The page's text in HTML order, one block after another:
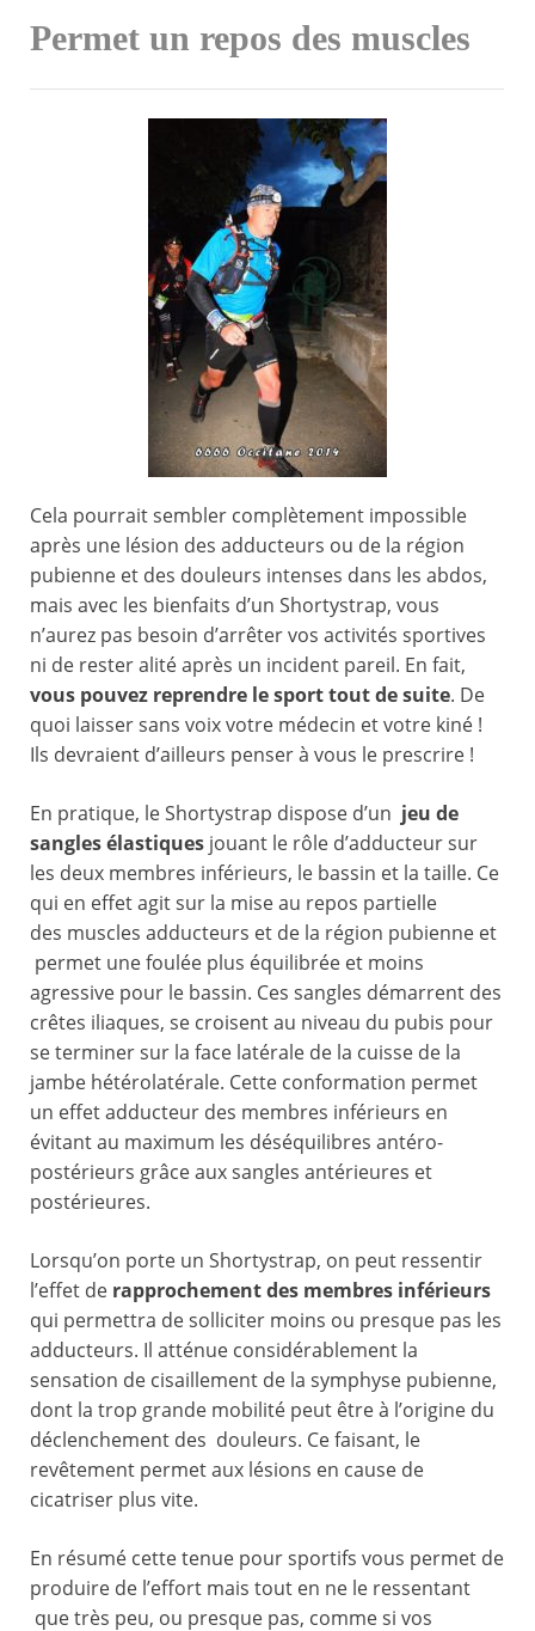
Permet un repos des muscles
Cela pourrait sembler complètement impossible
après une lésion des adducteurs ou de la région
pubienne et des douleurs intenses dans les abdos,
mais avec les bienfaits d’un Shortystrap, vous
n’aurez pas besoin d’arrêter vos activités sportives
ni de rester alité après un incident pareil. En fait,
vous pouvez reprendre le sport tout de suite. De
quoi laisser sans voix votre médecin et votre kiné !
Ils devraient d’ailleurs penser à vous le prescrire !
En pratique, le Shortystrap dispose d’un jeu de
sangles élastiques jouant le rôle d’adducteur sur
les deux membres inférieurs, le bassin et la taille. Ce
qui en effet agit sur la mise au repos partielle
des muscles adducteurs et de la région pubienne et
permet une foulée plus équilibrée et moins
agressive pour le bassin. Ces sangles démarrent des
crêtes iliaques, se croisent au niveau du pubis pour
se terminer sur la face latérale de la cuisse de la
jambe hétérolatérale. Cette conformation permet
un effet adducteur des membres inférieurs en
évitant au maximum les déséquilibres antéro-
postérieurs grâce aux sangles antérieures et
postérieures.
Lorsqu’on porte un Shortystrap, on peut ressentir
l’effet de rapprochement des membres inférieurs
qui permettra de solliciter moins ou presque pas les
adducteurs. Il atténue considérablement la
sensation de cisaillement de la symphyse pubienne,
dont la trop grande mobilité peut être à l’origine du
déclenchement des douleurs. Ce faisant, le
revêtement permet aux lésions en cause de
cicatriser plus vite.
En résumé cette tenue pour sportifs vous permet de
produire de l’effort mais tout en ne le ressentant
que très peu, ou presque pas, comme si vos